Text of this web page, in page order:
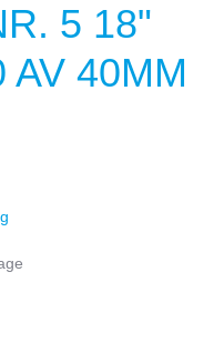
5 18"
AV 40MM